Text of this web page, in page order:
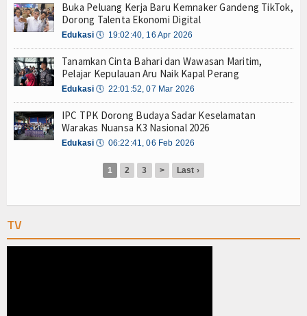
Olahraga
Perhubungan
Religi
Opini
Pelabuhan
Sorot
Buka Peluang Kerja Baru Kemnaker Gandeng TikTok,
Dorong Talenta Ekonomi Digital
Edukasi 🕔 19:02:40, 16 Apr 2026
Tanamkan Cinta Bahari dan Wawasan Maritim,
Pelajar Kepulauan Aru Naik Kapal Perang
Edukasi 🕔 22:01:52, 07 Mar 2026
IPC TPK Dorong Budaya Sadar Keselamatan
Warakas Nuansa K3 Nasional 2026
Edukasi 🕔 06:22:41, 06 Feb 2026
1 2 3 > Last ›
TV